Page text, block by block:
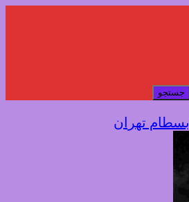
جستجو
بسطام تهران